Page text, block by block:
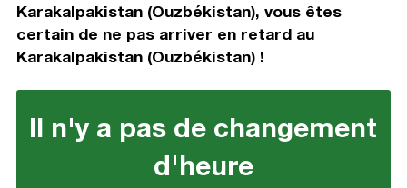
Karakalpakistan (Ouzbékistan), vous êtes
certain de ne pas arriver en retard au
Karakalpakistan (Ouzbékistan) !
Il n'y a pas de changement
d'heure